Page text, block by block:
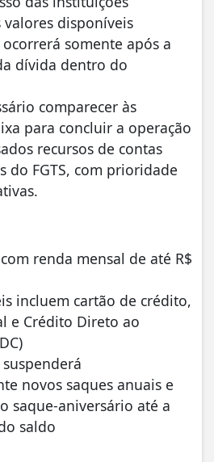
disponíveis
ocorrerá somente após a
dívida dentro do
comparecer às
para concluir a operação
recursos de contas
do FGTS, com prioridade
renda mensal de até R$
incluem cartão de crédito,
e Crédito Direto ao
suspenderá
novos saques anuais e
saque-aniversário até a
saldo